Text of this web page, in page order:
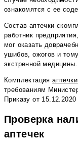
ознакомятся с ее
Состав аптечки
работник
мог оказать
ушибов, ожогов и
экстренной медицины.
Комплектация
требованиям
Приказу от
Проверка
аптечек